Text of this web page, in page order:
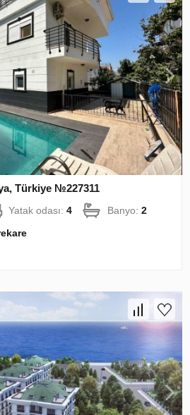
Türkiye №227311
Yatak odası:4 Banyo:2